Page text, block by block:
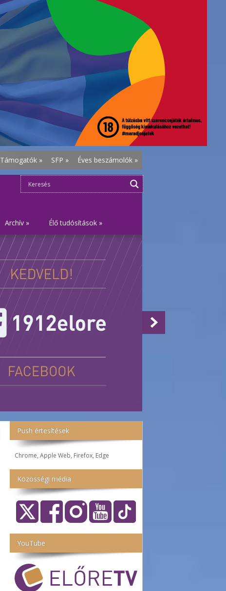
Támogatók » SFP » Éves beszámolók »
Archív » Élő tudósítások »
Push értesítések
Chrome, Apple Web, Firefox, Edge
Közösségi média
YouTube